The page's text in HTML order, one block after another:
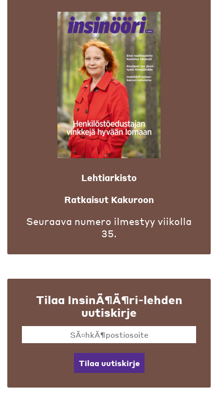
Lehtiarkisto
Ratkaisut Kakuroon
Seuraava numero ilmestyy viikolla
35.
Tilaa InsinÃ¶Ã¶ri-lehden
uutiskirje
Tilaa uutiskirje